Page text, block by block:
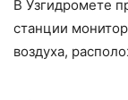
В Узгидромете
станции
воздуха,